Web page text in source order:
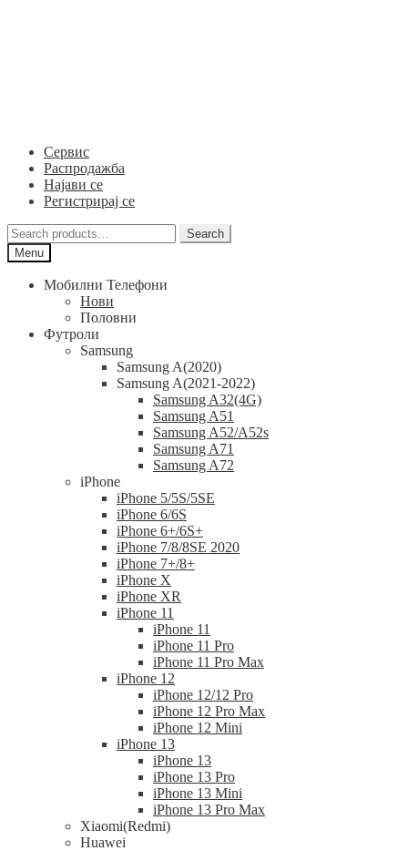
Сервис
Распродажба
Најави се
Регистрирај се
Search
for:
Search
Menu
Мобилни Телефони
Нови
Половни
Футроли
Samsung
Samsung A(2020)
Samsung A(2021-2022)
Samsung A32(4G)
Samsung A51
Samsung A52/A52s
Samsung A71
Samsung A72
iPhone
iPhone 5/5S/5SE
iPhone 6/6S
iPhone 6+/6S+
iPhone 7/8/8SE 2020
iPhone 7+/8+
iPhone X
iPhone XR
iPhone 11
iPhone 11
iPhone 11 Pro
iPhone 11 Pro Max
iPhone 12
iPhone 12/12 Pro
iPhone 12 Pro Max
iPhone 12 Mini
iPhone 13
iPhone 13
iPhone 13 Pro
iPhone 13 Mini
iPhone 13 Pro Max
Xiaomi(Redmi)
Huawei